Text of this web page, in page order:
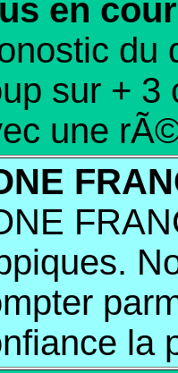
en
du
sur + 3
une
la